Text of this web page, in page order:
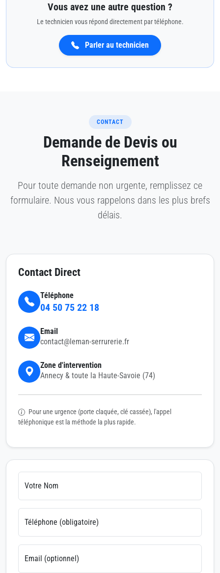
Vous avez une autre question ?
Le technicien vous répond directement par téléphone.
Parler au technicien
CONTACT
Demande de Devis ou
Renseignement
Pour toute demande non urgente, remplissez ce
formulaire. Nous vous rappelons dans les plus brefs
délais.
Contact Direct
Téléphone
04 50 75 22 18
Email
contact@leman-serrurerie.fr
Zone d'intervention
Annecy & toute la Haute-Savoie (74)
Pour une urgence (porte claquée, clé cassée), l'appel
téléphonique est la méthode la plus rapide.
Votre Nom
Téléphone (obligatoire)
Email (optionnel)